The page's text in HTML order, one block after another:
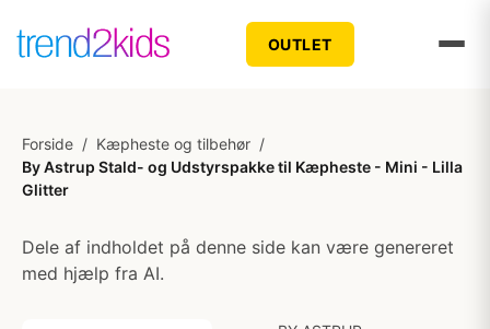
OUTLET
Forside / Kæpheste og tilbehør /
By Astrup Stald- og Udstyrspakke til Kæpheste - Mini - Lilla
Glitter
Dele af indholdet på denne side kan være genereret
med hjælp fra AI.